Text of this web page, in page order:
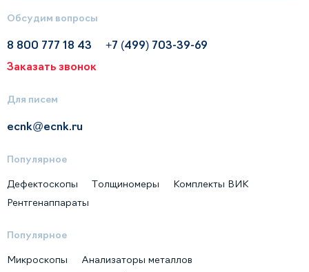
Обсудим вопросы
8 800 777 18 43
+7 (499) 703-39-69
Заказать звонок
Для писем
ecnk@ecnk.ru
Популярное
Дефектоскопы Толщиномеры
Комплекты ВИК
Рентгенаппараты
Популярное
Микроскопы
Анализаторы металлов